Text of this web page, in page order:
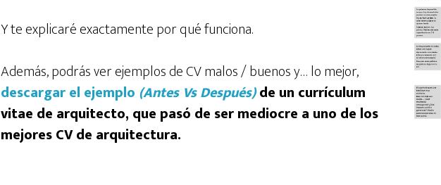
Y te explicaré exactamente por qué funciona.
Además, podrás ver ejemplos de CV malos / buenos y… lo mejor,
descargar el ejemplo (Antes Vs Después)de un currículum
vitae de arquitecto, que pasó de ser mediocre a uno de los
mejores CV de arquitectura.